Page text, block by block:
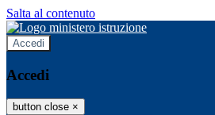
Salta al contenuto
Accedi
Accedi
button close ×